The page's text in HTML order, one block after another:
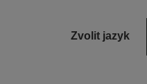
Zvolit jazyk